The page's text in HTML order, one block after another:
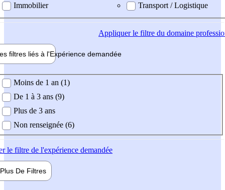
Immobilier
Transport / Logistique
Appliquerle filtre du domaine
filtres liés à l'Expérience demandée
demandée
Moins de 1 an (1)
De 1 à 3 ans (9)
Plus de 3 ans
Non renseignée (6)
le filtre de l'expérience demandée
Plus De Filtres